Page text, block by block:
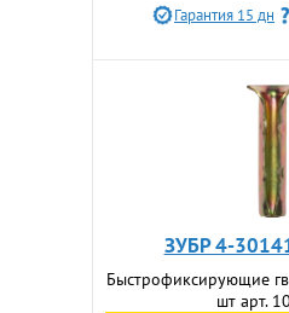
Гарантия 15 дн
ЗУБР 4-
Быстрофиксирующие
шт арт.